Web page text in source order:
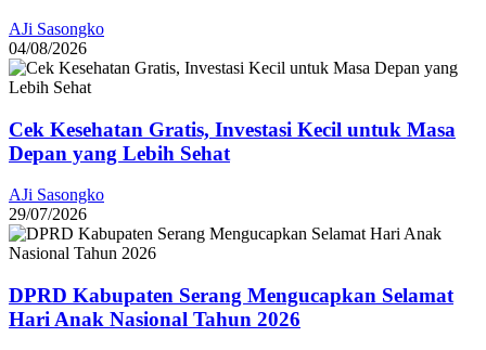
AJi Sasongko
04/08/2026
Cek Kesehatan Gratis, Investasi Kecil untuk Masa
Depan yang Lebih Sehat
AJi Sasongko
29/07/2026
DPRD Kabupaten Serang Mengucapkan Selamat
Hari Anak Nasional Tahun 2026